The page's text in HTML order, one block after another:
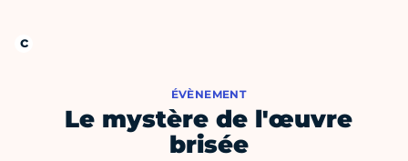
ÉVÈNEMENT
Le mystère de l'œuvre
brisée